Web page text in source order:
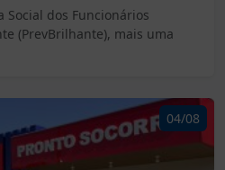
dos Funcionários
(PrevBrilhante), mais uma
04/08